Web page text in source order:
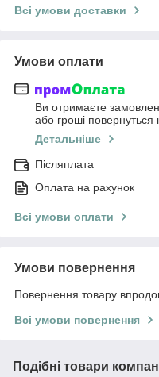
Всі умови доставки
Умови оплати
Ви отримаєте
або гроші повернуться
Детальніше
Післяплата
Оплата на рахунок
Всі умови оплати
Умови повернення
Повернення товару
Всі умови повернення
Подібні товари